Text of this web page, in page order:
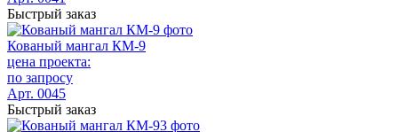
Быстрый заказ
Кованый мангал КМ-9
цена проекта:
по запросу
Арт. 0045
Быстрый заказ